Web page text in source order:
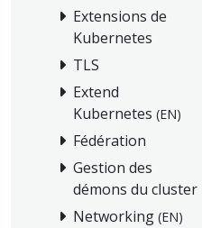
Extensions de
Kubernetes
TLS
Extend
Kubernetes (EN)
Fédération
Gestion des
démons du cluster
Networking (EN)